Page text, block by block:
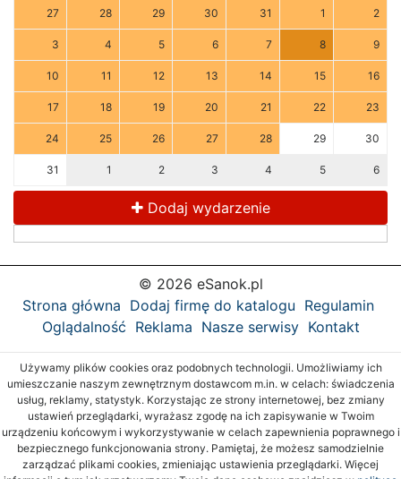
27 28 29 30 31 1 2
3 4 5 6 7 8 9
10 11 12 13 14 15 16
17 18 19 20 21 22 23
24 25 26 27 28 29 30
31 1 2 3 4 5 6
Dodaj wydarzenie
© 2026 eSanok.pl
Strona główna Dodaj firmę do katalogu Regulamin
Oglądalność Reklama Nasze serwisy Kontakt
Używamy plików cookies oraz podobnych technologii. Umożliwiamy ich
umieszczanie naszym zewnętrznym dostawcom m.in. w celach: świadczenia
usług, reklamy, statystyk. Korzystając ze strony internetowej, bez zmiany
ustawień przeglądarki, wyrażasz zgodę na ich zapisywanie w Twoim
urządzeniu końcowym i wykorzystywanie w celach zapewnienia poprawnego i
bezpiecznego funkcjonowania strony. Pamiętaj, że możesz samodzielnie
zarządzać plikami cookies, zmieniając ustawienia przeglądarki. Więcej